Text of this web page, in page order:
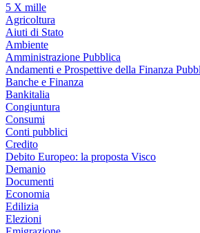
5 X mille
Agricoltura
Aiuti di Stato
Ambiente
Amministrazione Pubblica
Andamenti e Prospettive della Finanza
Banche e Finanza
Bankitalia
Congiuntura
Consumi
Conti pubblici
Credito
Debito Europeo: la proposta Visco
Demanio
Documenti
Economia
Edilizia
Elezioni